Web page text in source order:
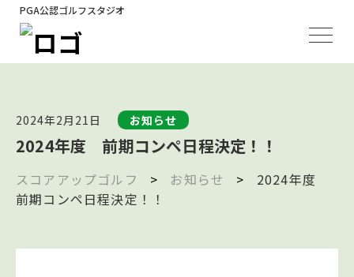
PGA公認ゴルフスタジオ
2024年2月21日 お知らせ
2024年度 前期コンペ日程決定！！
スコアアップゴルフ > お知らせ >
2024年度
前期コンペ日程決定！！